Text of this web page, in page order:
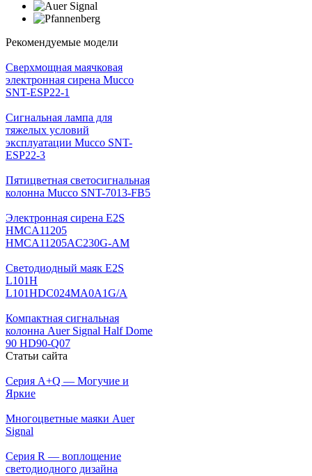
Рекомендуемые модели
Cверхмощная маячковая
электронная сирена Mucco
SNT-ESP22-1
Сигнальная лампа для
тяжелых условий
эксплуатации Mucco SNT-
ESP22-3
Пятицветная светосигнальная
колонна Mucco SNT-7013-FB5
Электронная сирена E2S
HMCA11205
HMCA11205AC230G-AM
Светодиодный маяк E2S
L101H
L101HDC024MA0A1G/A
Компактная сигнальная
колонна Auer Signal Half Dome
90 HD90-Q07
Статьи сайта
Серия A+Q — Могучие и
Яркие
Многоцветные маяки Auer
Signal
Серия R — воплощение
светодиодного дизайна